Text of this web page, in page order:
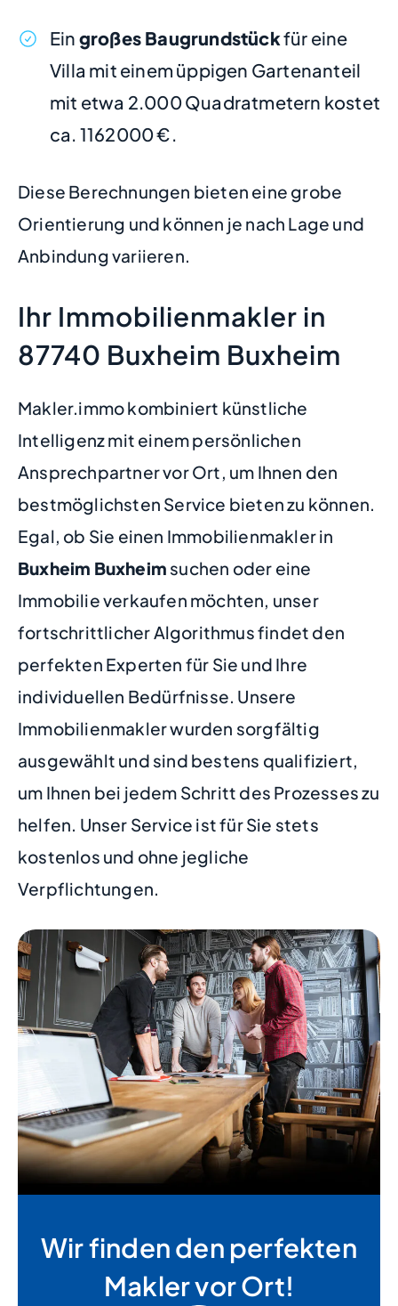
Ein großes Baugrundstückfür eine
Villa mit einem üppigen Gartenanteil
mit etwa 2.000 Quadratmetern kostet
ca. 1162000 €.
Diese Berechnungen bieten eine grobe
Orientierung und können je nach Lage und
Anbindung variieren.
Ihr Immobilienmakler in
87740 Buxheim Buxheim
Makler.immo kombiniert künstliche
Intelligenz mit einem persönlichen
Ansprechpartner vor Ort, um Ihnen den
bestmöglichsten Service bieten zu können.
Egal, ob Sie einen Immobilienmakler in
Buxheim Buxheim suchen oder eine
Immobilie verkaufen möchten, unser
fortschrittlicher Algorithmus findet den
perfekten Experten für Sie und Ihre
individuellen Bedürfnisse. Unsere
Immobilienmakler wurden sorgfältig
ausgewählt und sind bestens qualifiziert,
um Ihnen bei jedem Schritt des Prozesses zu
helfen. Unser Service ist für Sie stets
kostenlos und ohne jegliche
Verpflichtungen.
Wir finden den perfekten
Makler vor Ort!